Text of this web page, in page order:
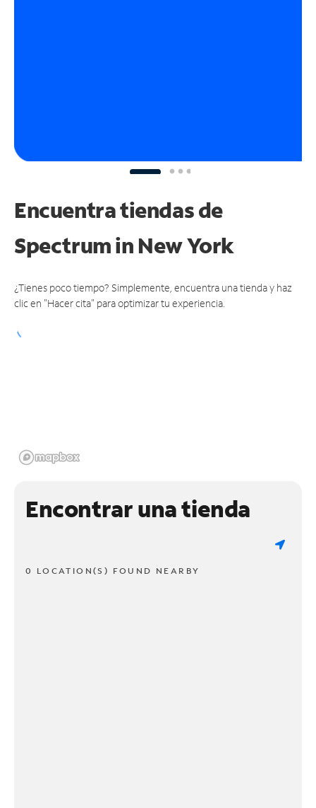
Encuentra tiendas de
Spectrumin New York
¿Tienes poco tiempo? Simplemente, encuentra una tienda y haz
clic en "Hacer cita" para optimizar tu experiencia.
Encontrar una tienda
0 LOCATION(S) FOUND NEARBY